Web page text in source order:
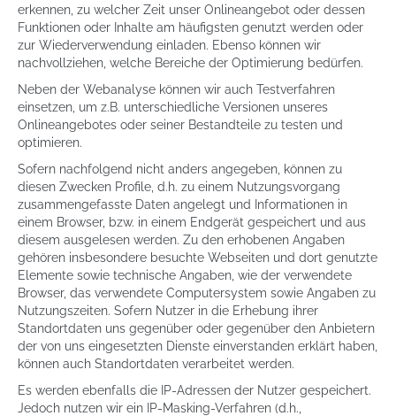
erkennen, zu welcher Zeit unser Onlineangebot oder dessen
Funktionen oder Inhalte am häufigsten genutzt werden oder
zur Wiederverwendung einladen. Ebenso können wir
nachvollziehen, welche Bereiche der Optimierung bedürfen.
Neben der Webanalyse können wir auch Testverfahren
einsetzen, um z.B. unterschiedliche Versionen unseres
Onlineangebotes oder seiner Bestandteile zu testen und
optimieren.
Sofern nachfolgend nicht anders angegeben, können zu
diesen Zwecken Profile, d.h. zu einem Nutzungsvorgang
zusammengefasste Daten angelegt und Informationen in
einem Browser, bzw. in einem Endgerät gespeichert und aus
diesem ausgelesen werden. Zu den erhobenen Angaben
gehören insbesondere besuchte Webseiten und dort genutzte
Elemente sowie technische Angaben, wie der verwendete
Browser, das verwendete Computersystem sowie Angaben zu
Nutzungszeiten. Sofern Nutzer in die Erhebung ihrer
Standortdaten uns gegenüber oder gegenüber den Anbietern
der von uns eingesetzten Dienste einverstanden erklärt haben,
können auch Standortdaten verarbeitet werden.
Es werden ebenfalls die IP-Adressen der Nutzer gespeichert.
Jedoch nutzen wir ein IP-Masking-Verfahren (d.h.,